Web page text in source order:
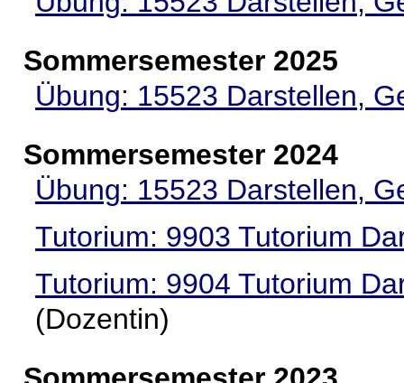
Sommersemester 2025
Übung: 15523 Darstellen,
Sommersemester 2024
Übung: 15523 Darstellen,
Tutorium: 9903 Tutorium
Tutorium: 9904 Tutorium
(Dozentin)